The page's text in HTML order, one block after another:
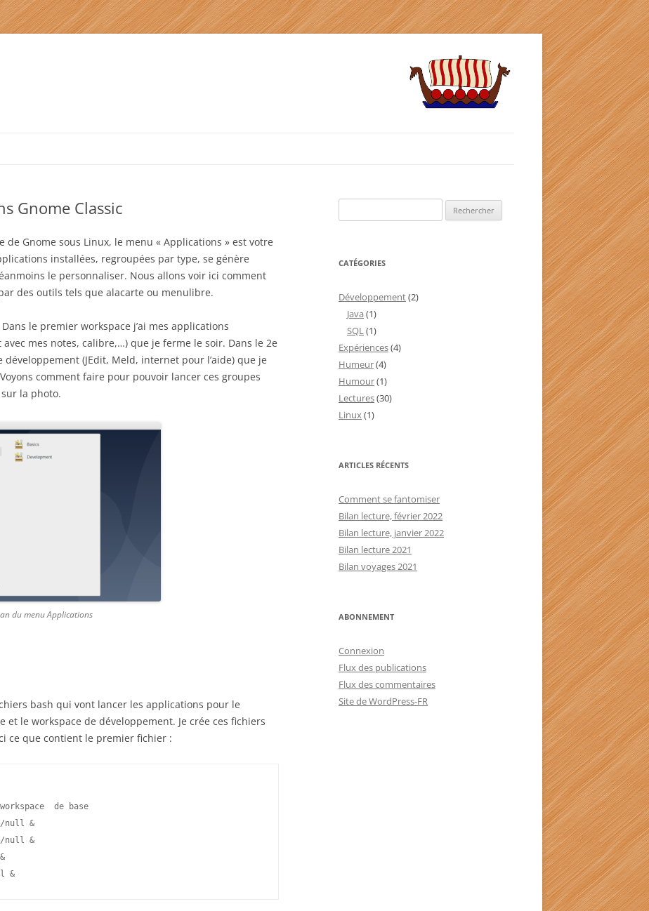
Gnome Classic
de Gnome sous Linux, le menu « Applications » est votre
installées, regroupées par type, se génère
le personnaliser. Nous allons voir ici comment
des outils tels que alacarte ou menulibre.
le premier workspace j’ai mes applications
mes notes, calibre,…) que je ferme le soir. Dans le 2e
développement (JEdit, Meld, internet pour l’aide) que je
comment faire pour pouvoir lancer ces groupes
la photo.
du menu Applications
bash qui vont lancer les applications pour le
et le workspace de développement. Je crée ces fichiers
ce que contient le premier fichier :
de base
null &
null &
&
CATÉGORIES
Développement(2)
Java (1)
SQL(1)
Expériences(4)
Humeur(4)
Humour(1)
Lectures(30)
Linux(1)
ARTICLES RÉCENTS
Comment se fantomiser
Bilan lecture, février 2022
Bilan lecture, janvier 2022
Bilan lecture 2021
Bilan voyages 2021
ABONNEMENT
Connexion
Flux des publications
Flux des commentaires
Site de WordPress-FR